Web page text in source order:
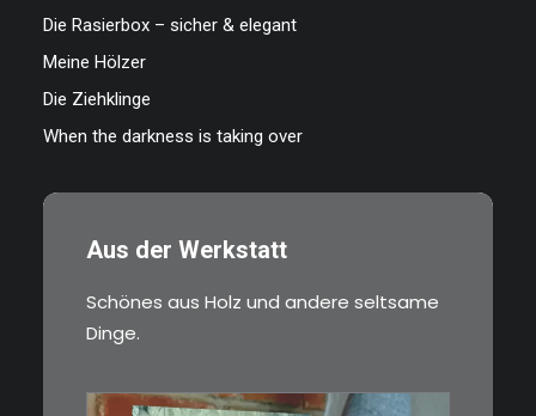
Die Rasierbox – sicher & elegant
Meine Hölzer
Die Ziehklinge
When the darkness is taking over
Aus der Werkstatt
Schönes aus Holz und andere seltsame
Dinge.